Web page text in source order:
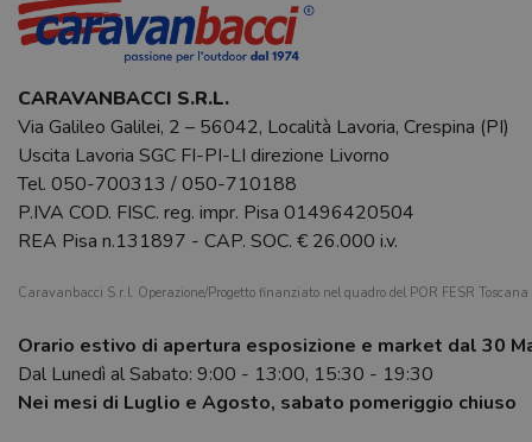
CARAVANBACCI S.R.L.
Via Galileo Galilei, 2 – 56042, Località Lavoria, Crespina (PI)
Uscita Lavoria SGC FI-PI-LI direzione Livorno
Tel. 050-700313 /050-710188
P.IVA COD. FISC. reg. impr. Pisa 01496420504
REA Pisa n.131897 - CAP. SOC. € 26.000 i.v.
Caravanbacci S.r.l. Operazione/Progetto finanziato nel quadro del POR FESR
Orario estivo di apertura esposizione e market dal 30
Dal Lunedì al Sabato: 9:00 - 13:00, 15:30 - 19:30
Nei mesi di Luglio e Agosto, sabato pomeriggio chiuso